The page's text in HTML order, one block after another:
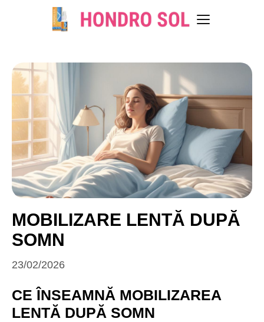
MOBILIZARE LENTĂ DUPĂ
SOMN
23/02/2026
CE ÎNSEAMNĂ MOBILIZAREA
LENTĂ DUPĂ SOMN